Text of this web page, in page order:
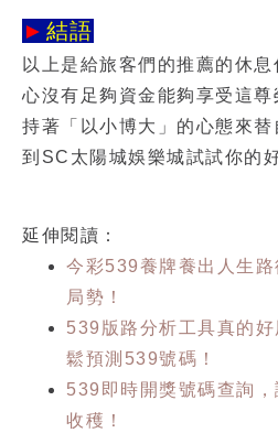
► 結語
以上是給旅客們的推薦的休
心沒有足夠資金能夠享受這
持著「以小博大」的心態來
到SC太陽城娛樂城試試你的
延伸閱讀：
今彩539養牌養出人生
局勢！
539版路分析工具真的
鬆預測539號碼！
539即時開獎號碼查詢
收穫！